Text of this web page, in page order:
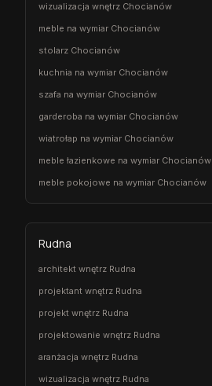
wizualizacja wnętrz Chocianów
meble na wymiar Chocianów
stolarz Chocianów
kuchnia na wymiar Chocianów
szafa na wymiar Chocianów
garderoba na wymiar Chocianów
wiatrołap na wymiar Chocianów
meble łazienkowe na wymiar Chocianów
meble pokojowe na wymiar Chocianów
Rudna
architekt wnętrz Rudna
projektant wnętrz Rudna
projekt wnętrz Rudna
projektowanie wnętrz Rudna
aranżacja wnętrz Rudna
wizualizacja wnętrz Rudna